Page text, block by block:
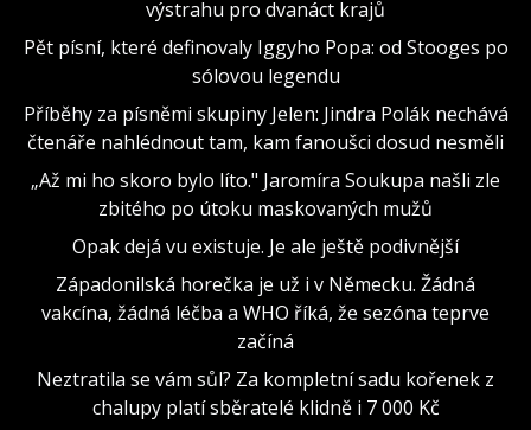
výstrahu pro dvanáct krajů
Pět písní, které definovaly Iggyho Popa: od Stooges po
sólovou legendu
Příběhy za písněmi skupiny Jelen: Jindra Polák nechává
čtenáře nahlédnout tam, kam fanoušci dosud nesměli
„Až mi ho skoro bylo líto." Jaromíra Soukupa našli zle
zbitého po útoku maskovaných mužů
Opak dejá vu existuje. Je ale ještě podivnější
Západonilská horečka je už i v Německu. Žádná
vakcína, žádná léčba a WHO říká, že sezóna teprve
začíná
Neztratila se vám sůl? Za kompletní sadu kořenek z
chalupy platí sběratelé klidně i 7 000 Kč